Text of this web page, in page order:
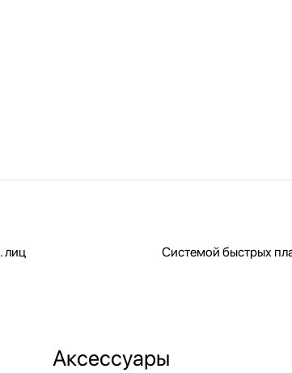
лиц Системой быстрых
Аксессуары